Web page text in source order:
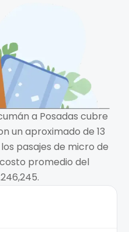
a Posadas cubre
un aproximado de 13
pasajes de micro de
promedio del